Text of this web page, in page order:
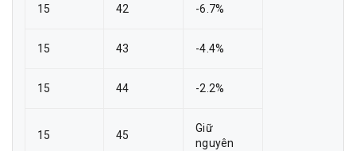
15 42 -6.7%
15 43 -4.4%
15 44 -2.2%
15 45
Giữ
nguyên